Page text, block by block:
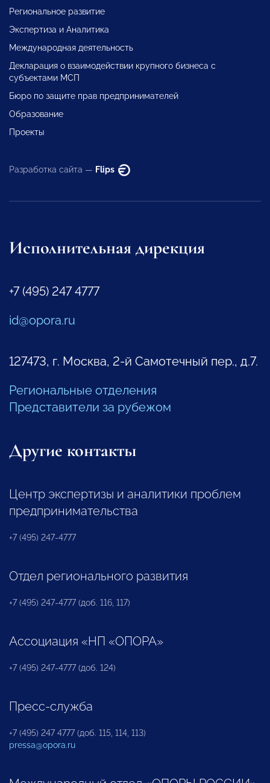
Региональное развитие
Экспертиза и Аналитика
Международная деятельность
Декларация о взаимодействии крупного бизнеса с
субъектами МСП
Бюро по защите прав предпринимателей
Образование
Проекты
Разработка сайта — Flips
Исполнительная дирекция
+7 (495) 247 4777
id@opora.ru
127473, г. Москва, 2-й Самотечный пер., д.7.
Региональные отделения
Представители за рубежом
Другие контакты
Центр экспертизы и аналитики проблем
предпринимательства
+7 (495) 247-4777
Отдел регионального развития
+7 (495) 247-4777 (доб. 116, 117)
Ассоциация «НП «ОПОРА»
+7 (495) 247-4777 (доб. 124)
Пресс-служба
+7 (495) 247 4777 (доб. 115, 114, 113)
pressa@opora.ru